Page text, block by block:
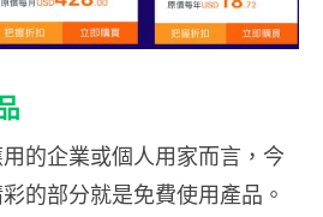
的企業或個人用家而言，今
的部分就是免費使用產品。